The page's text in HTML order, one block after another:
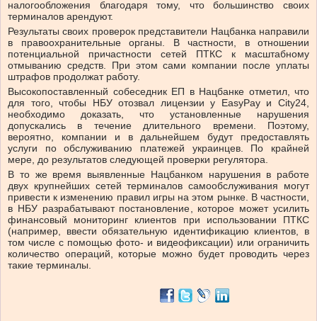
налогообложения благодаря тому, что большинство своих
терминалов арендуют.
Результаты своих проверок представители Нацбанка направили
в правоохранительные органы. В частности, в отношении
потенциальной причастности сетей ПТКС к масштабному
отмыванию средств. При этом сами компании после уплаты
штрафов продолжат работу.
Высокопоставленный собеседник ЕП в Нацбанке отметил, что
для того, чтобы НБУ отозвал лицензии у EasyPay и City24,
необходимо доказать, что установленные нарушения
допускались в течение длительного времени. Поэтому,
вероятно, компании и в дальнейшем будут предоставлять
услуги по обслуживанию платежей украинцев. По крайней
мере, до результатов следующей проверки регулятора.
В то же время выявленные Нацбанком нарушения в работе
двух крупнейших сетей терминалов самообслуживания могут
привести к изменению правил игры на этом рынке. В частности,
в НБУ разрабатывают постановление, которое может усилить
финансовый мониторинг клиентов при использовании ПТКС
(например, ввести обязательную идентификацию клиентов, в
том числе с помощью фото- и видеофиксации) или ограничить
количество операций, которые можно будет проводить через
такие терминалы.